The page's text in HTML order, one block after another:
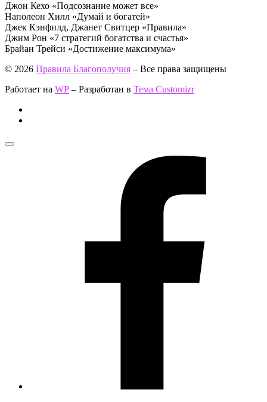
Джон Кехо «Подсознание может все»
Наполеон Хилл «Думай и богатей»
Джек Кэнфилд, Джанет Свитцер «Правила»
Джим Рон «7 стратегий богатства и счастья»
Брайан Трейси «Достижение максимума»
© 2026 Правила Благополучия – Все права защищены
Работает на WP – Разработан в Тема Customizr